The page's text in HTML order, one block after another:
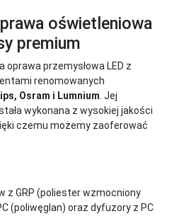
oświetleniowa
premium
przemysłowa LED z
renomowanych
Osram i Lumnium. Jej
wykonana z wysokiej jakości
czemu możemy zaoferować
z GRP (poliester wzmocniony
(poliwęglan) oraz dyfuzory z PC